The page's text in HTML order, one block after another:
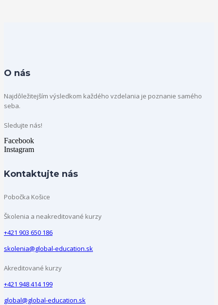
O nás
Najdôležitejším výsledkom každého vzdelania je poznanie samého
seba.
Sledujte nás!
Facebook
Instagram
Kontaktujte nás
Pobočka Košice
Školenia a neakreditované kurzy
+421 903 650 186
skolenia@global-education.sk
Akreditované kurzy
+421 948 414 199
global@global-education.sk